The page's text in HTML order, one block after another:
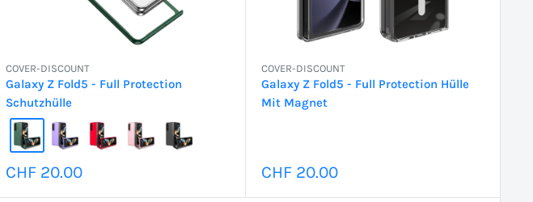
COVER-DISCOUNT
Galaxy Z Fold5 - Full Protection
Schutzhülle
Sonderpreis
CHF 20.00
COVER-DISCOUNT
Galaxy Z Fold5 - Full Protection Hülle
Mit Magnet
Sonderpreis
CHF 20.00